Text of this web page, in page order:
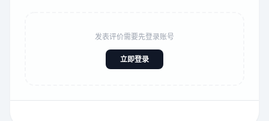
发表评价需要先登录账号
立即登录